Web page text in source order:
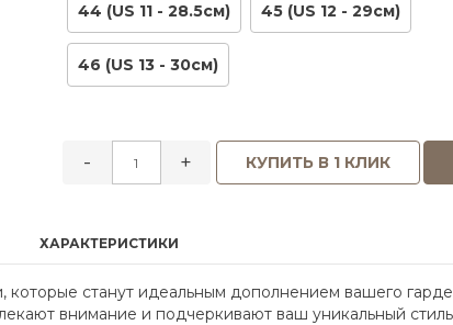
44 (US 11 - 28.5см) 45 (US 12 - 29см)
46 (US 13 - 30см)
- + КУПИТЬ В 1 КЛИК
ХАРАКТЕРИСТИКИ
станут идеальным дополнением вашего
внимание и подчеркивают ваш уникальный